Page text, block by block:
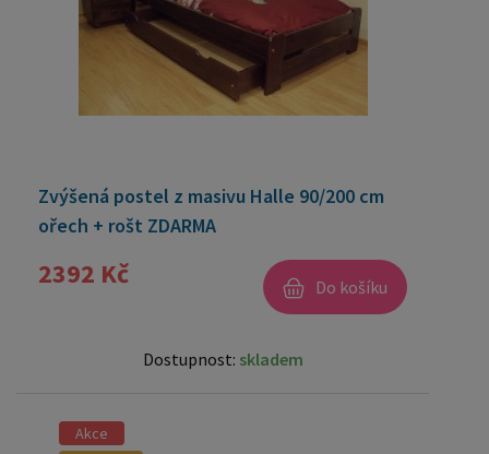
Zvýšená postel z masivu Halle 90/200 cm
ořech + rošt ZDARMA
2392 Kč Do košíku
Dostupnost: skladem
Akce